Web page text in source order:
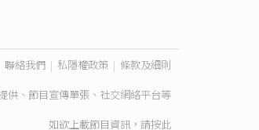
聯絡我們 | 私隱權政策 | 條款及細則
供、節目宣傳單張、社交網絡平台等
如欲上載節目資訊，請按此